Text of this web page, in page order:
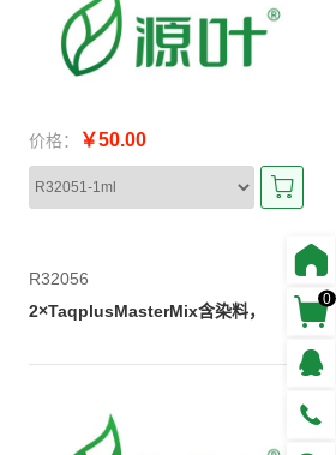
价格： ￥50.00
R32056
2×TaqplusMasterMix含染料，
0